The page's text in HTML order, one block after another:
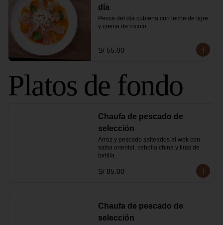
día
Pesca del día cubierta con leche de tigre
y crema de rocoto.
S/ 55.00
Platos de fondo
Chaufa de pescado de
selección
Arroz y pescado salteados al wok con
salsa oriental, cebolla china y tiras de
tortilla.
S/ 85.00
Chaufa de pescado de
selección